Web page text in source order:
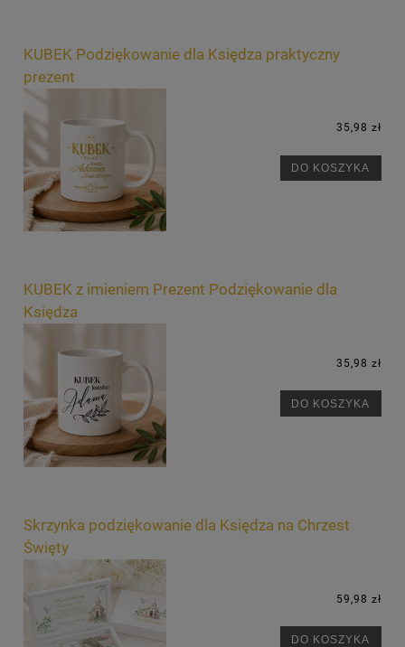
KUBEK Podziękowanie dla Księdza praktyczny
prezent
35,98 zł
DO KOSZYKA
KUBEK z imieniem Prezent Podziękowanie dla
Księdza
35,98 zł
DO KOSZYKA
Skrzynka podziękowanie dla Księdza na Chrzest
Święty
59,98 zł
DO KOSZYKA